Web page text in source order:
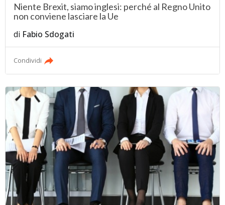
Niente Brexit, siamo inglesi: perché al Regno Unito
non conviene lasciare la Ue
di Fabio Sdogati
Condividi